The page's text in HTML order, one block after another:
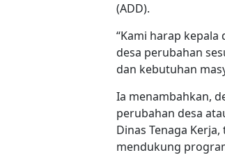
(ADD).
“Kami harap
desa perubahan
dan kebutuhan
Ia menambahkan,
perubahan desa
Dinas Tenaga
mendukung